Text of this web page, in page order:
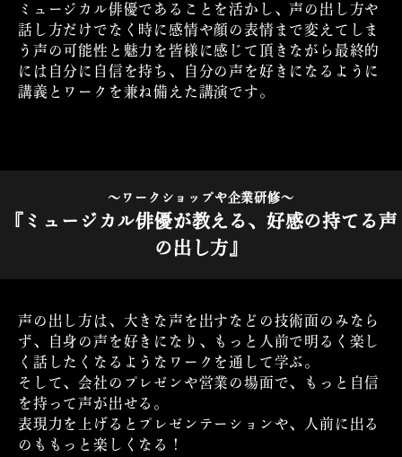
ミュージカル俳優であることを活かし、声の出し方や
話し方だけでなく時に感情や顔の表情まで変えてしま
う声の可能性と魅力を皆様に感じて頂きながら最終的
には自分に自信を持ち、自分の声を好きになるように
講義とワークを兼ね備えた講演です。
～ワークショップや企業研修～
『ミュージカル俳優が教える、好感の持てる声
の出し方』
声の出し方は、大きな声を出すなどの技術面のみなら
ず、自身の声を好きになり、もっと人前で明るく楽し
く話したくなるようなワークを通して学ぶ。
そして、会社のプレゼンや営業の場面で、もっと自信
を持って声が出せる。
表現力を上げるとプレゼンテーションや、人前に出る
のももっと楽しくなる！